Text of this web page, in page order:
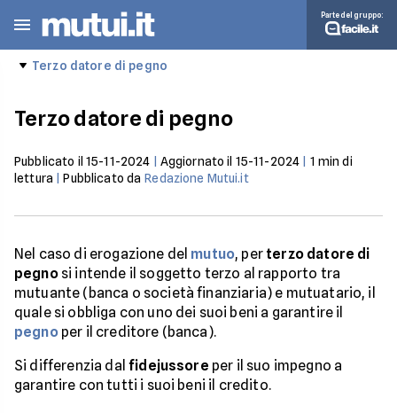
Parte del gruppo:
Terzo datore di pegno
Terzo datore di pegno
Pubblicato il 15-11-2024 Aggiornato il 15-11-2024 1 min di
lettura |Pubblicato da Redazione Mutui.it
Nel caso di erogazione del mutuo, per terzo datore di
pegnosi intende il soggetto terzo al rapporto tra
mutuante (banca o società finanziaria) e mutuatario, il
quale si obbliga con uno dei suoi beni a garantire il
pegnoper il creditore (banca).
Si differenzia dalfidejussore per il suo impegno a
garantire con tutti i suoi beni il credito.